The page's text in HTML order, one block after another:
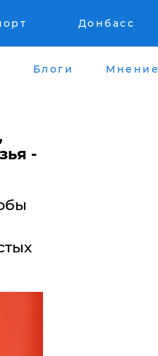
Донбасс
Блоги Мнение
-